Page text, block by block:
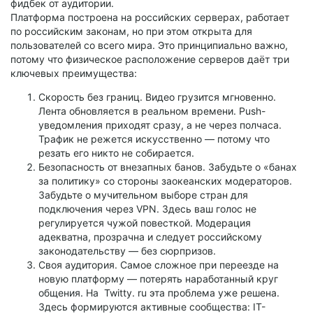
фидбек от аудитории.
Платформа построена на российских серверах, работает
по российским законам, но при этом открыта для
пользователей со всего мира. Это принципиально важно,
потому что физическое расположение серверов даёт три
ключевых преимущества:
Скорость без границ. Видео грузится мгновенно.
Лента обновляется в реальном времени. Push-
уведомления приходят сразу, а не через полчаса.
Трафик не режется искусственно — потому что
резать его никто не собирается.
Безопасность от внезапных банов. Забудьте о «банах
за политику» со стороны заокеанских модераторов.
Забудьте о мучительном выборе стран для
подключения через VPN. Здесь ваш голос не
регулируется чужой повесткой. Модерация
адекватна, прозрачна и следует российскому
законодательству — без сюрпризов.
Своя аудитория. Самое сложное при переезде на
новую платформу — потерять наработанный круг
общения. На Twitty. ru эта проблема уже решена.
Здесь формируются активные сообщества: IT-